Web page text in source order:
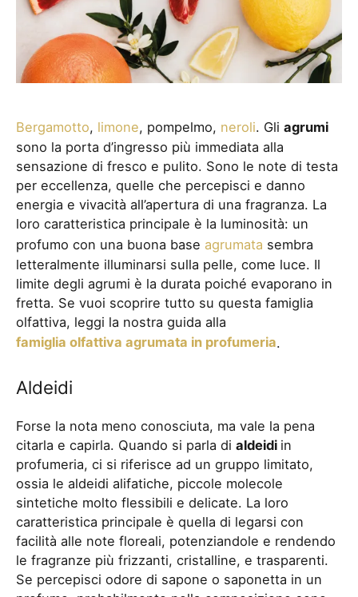
Bergamotto, limone, pompelmo, neroli. Gli agrumi
sono la porta d’ingresso più immediata alla
sensazione di fresco e pulito. Sono le note di testa
per eccellenza, quelle che percepisci e danno
energia e vivacità all’apertura di una fragranza. La
loro caratteristica principale è la luminosità: un
profumo con una buona base agrumata sembra
letteralmente illuminarsi sulla pelle, come luce. Il
limite degli agrumi è la durata poiché evaporano in
fretta. Se vuoi scoprire tutto su questa famiglia
olfattiva, leggi la nostra guida alla
famiglia olfattiva agrumata in profumeria.
Aldeidi
Forse la nota meno conosciuta, ma vale la pena
citarla e capirla. Quando si parla di aldeidi in
profumeria, ci si riferisce ad un gruppo limitato,
ossia le aldeidi alifatiche, piccole molecole
sintetiche molto flessibili e delicate. La loro
caratteristica principale è quella di legarsi con
facilità alle note floreali, potenziandole e rendendo
le fragranze più frizzanti, cristalline, e trasparenti.
Se percepisci odore di sapone o saponetta in un